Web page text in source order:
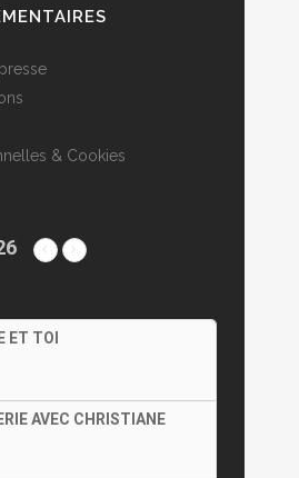
& Cookies
ET TOI
AVEC CHRISTIANE